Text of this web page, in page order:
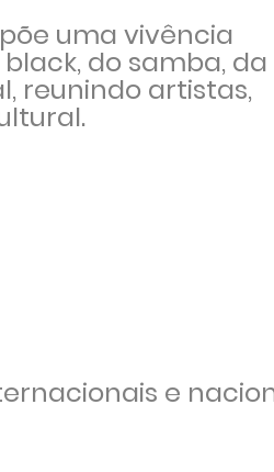
uma vivência
do samba, da
reunindo artistas,
e